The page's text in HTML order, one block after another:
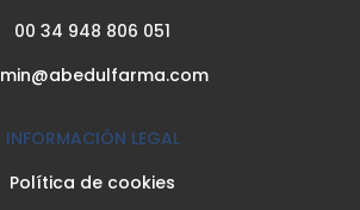
00 34 948 806 051
INFORMACIÓN LEGAL
Política de cookies